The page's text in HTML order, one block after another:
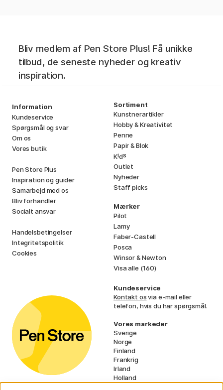
Bliv medlem af Pen Store Plus! Få unikke
tilbud, de seneste nyheder og kreativ
inspiration.
Information
Kundeservice
Spørgsmål og svar
Om os
Vores butik
Pen Store Plus
Inspiration og guider
Samarbejd med os
Bliv forhandler
Socialt ansvar
Handelsbetingelser
Integritetspolitik
Cookies
Sortiment
Kunstnerartikler
Hobby & Kreativitet
Penne
Papir & Blok
Kids
Outlet
Nyheder
Staff picks
Mærker
Pilot
Lamy
Faber-Castell
Posca
Winsor & Newton
Visa alle (160)
Kundeservice
Kontakt osvia e-mail eller
telefon, hvis du har spørgsmål.
Vores markeder
Sverige
Norge
Finland
Frankrig
Irland
Holland